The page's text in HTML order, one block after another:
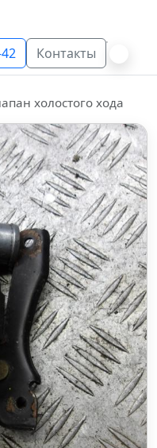
Контакты
холостого хода